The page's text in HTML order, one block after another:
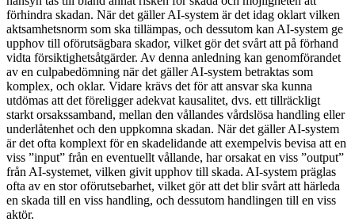
förhindra skadan. När det gäller AI-system är det idag oklart vilken
aktsamhetsnorm som ska tillämpas, och dessutom kan AI-system ge
upphov till oförutsägbara skador, vilket gör det svårt att på förhand
vidta försiktighetsåtgärder. Av denna anledning kan genomförandet
av en culpabedömning när det gäller AI-system betraktas som
komplex, och oklar. Vidare krävs det för att ansvar ska kunna
utdömas att det föreligger adekvat kausalitet, dvs. ett tillräckligt
starkt orsakssamband, mellan den vållandes vårdslösa handling eller
underlåtenhet och den uppkomna skadan. När det gäller AI-system
är det ofta komplext för en skadelidande att exempelvis bevisa att en
viss ”input” från en eventuellt vållande, har orsakat en viss ”output”
från AI-systemet, vilken givit upphov till skada. AI-system präglas
ofta av en stor oförutsebarhet, vilket gör att det blir svårt att härleda
en skada till en viss handling, och dessutom handlingen till en viss
aktör.